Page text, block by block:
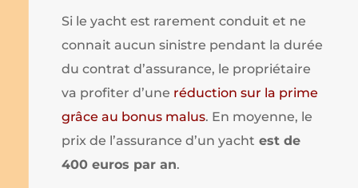
Si le yacht est rarement conduit et ne
connait aucun sinistre pendant la durée
du contrat d’assurance, le propriétaire
va profiter d’une réduction sur la prime
grâce au bonus malus. En moyenne, le
prix de l’assurance d’un yacht est de
400 euros par an.